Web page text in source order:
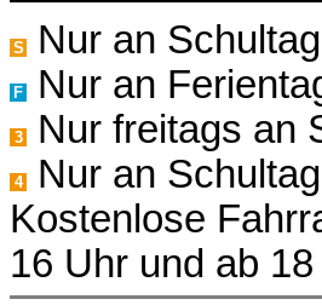
S Nur an
F Nur an
3 Nur freitags an
4
Nur an
Kostenlose
16 Uhr und ab